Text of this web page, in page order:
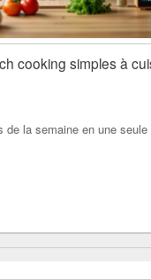
cooking simples à
de la semaine en une